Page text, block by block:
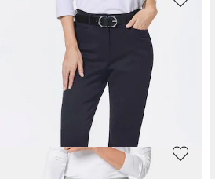
GOLDNER
Bequeme Slinky-Hose VERA
79,95 €
30-Tage-Bestpreis**: 69,95 € (-28%)